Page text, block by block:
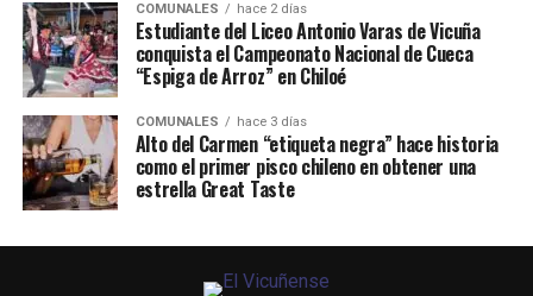
COMUNALES hace 2 días
Estudiante del Liceo Antonio Varas de Vicuña
conquista el Campeonato Nacional de Cueca
“Espiga de Arroz” en Chiloé
COMUNALES hace 3 días
Alto del Carmen “etiqueta negra” hace historia
como el primer pisco chileno en obtener una
estrella Great Taste